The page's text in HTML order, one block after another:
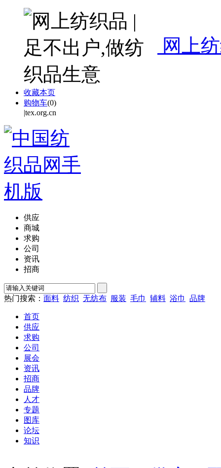
网上
收藏本页
购物车(0)
|tex.org.cn
供应
商城
求购
公司
资讯
招商
热门搜索： 面料 纺织 无纺布 服装 毛巾 辅料 浴巾 品牌
首页
供应
求购
公司
展会
资讯
招商
品牌
人才
专题
图库
论坛
知识